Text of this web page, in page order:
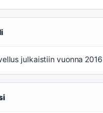
julkaistiin vuonna